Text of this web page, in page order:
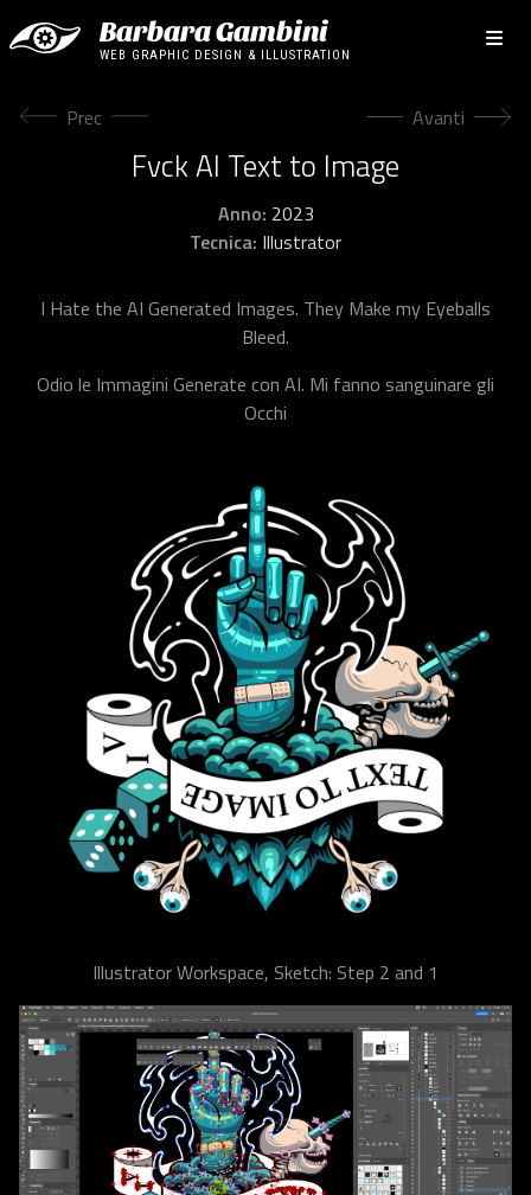
Barbara Gambini
WEB GRAPHIC DESIGN & ILLUSTRATION
Articolo precedente: Go Hardcore
Prec Articolo
Avanti
Fvck AI Text to Image
Anno: 2023
Tecnica: Illustrator
I Hate the AI Generated Images. They Make my Eyeballs
Bleed.
Odio le Immagini Generate con AI. Mi fanno sanguinare gli
Occhi
Illustrator Workspace, Sketch: Step 2 and 1